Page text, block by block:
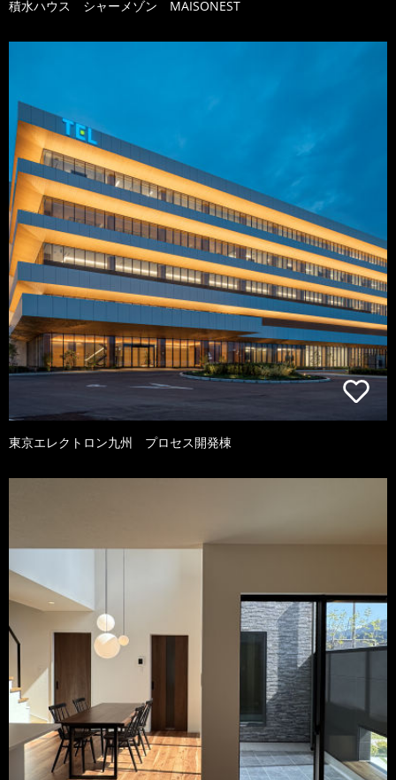
積水ハウス シャーメゾン MAISONEST
東京エレクトロン九州 プロセス開発棟